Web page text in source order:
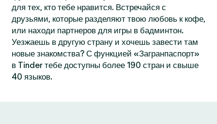
для тех, кто тебе нравится. Встречайся с
друзьями, которые разделяют твою любовь к кофе,
или находи партнеров для игры в бадминтон.
Уезжаешь в другую страну и хочешь завести там
новые знакомства? С функцией «Загранпаспорт»
в Tinder тебе доступны более 190 стран и свыше
40 языков.